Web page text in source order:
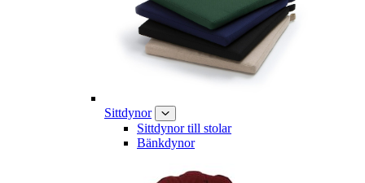
Sittdynor
Sittdynor till stolar
Bänkdynor